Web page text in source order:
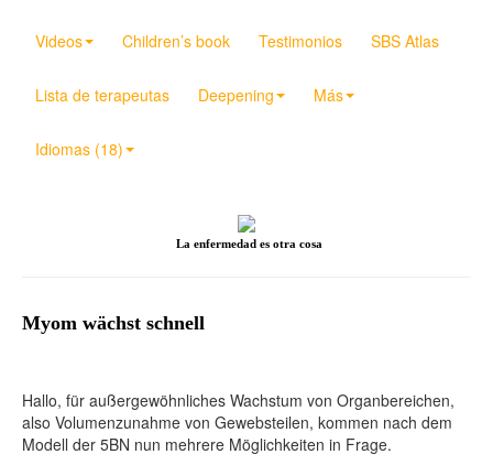
Videos Children’s book Testimonios SBS Atlas
Lista de terapeutas Deepening Más
Idiomas (18)
La enfermedad es otra cosa
Myom wächst schnell
Hallo, für außergewöhnliches Wachstum von Organbereichen,
also Volumenzunahme von Gewebsteilen, kommen nach dem
Modell der 5BN nun mehrere Möglichkeiten in Frage.